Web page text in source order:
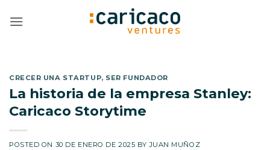
CRECER UNA STARTUP, SER FUNDADOR
La historia de la empresa Stanley:
Caricaco Storytime
POSTED ON 30 DE ENERO DE 2025 BYJUAN MUÑOZ